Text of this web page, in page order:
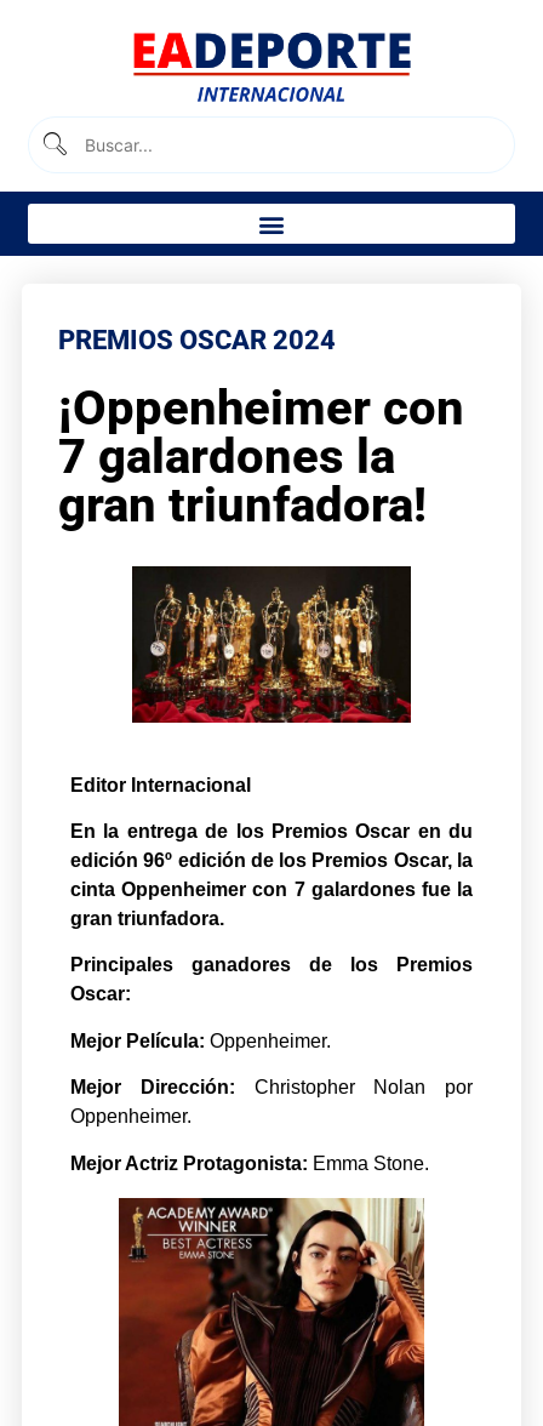
PREMIOS OSCAR 2024
¡Oppenheimer con
7 galardones la
gran triunfadora!
Editor Internacional
En la entrega de los Premios Oscar en du
edición 96º edición de los Premios Oscar, la
cinta Oppenheimer con 7 galardones fue la
gran triunfadora.
Principales ganadores de los Premios
Oscar:
Mejor Película: Oppenheimer.
Mejor Dirección: Christopher Nolan por
Oppenheimer.
Mejor Actriz Protagonista: Emma Stone.